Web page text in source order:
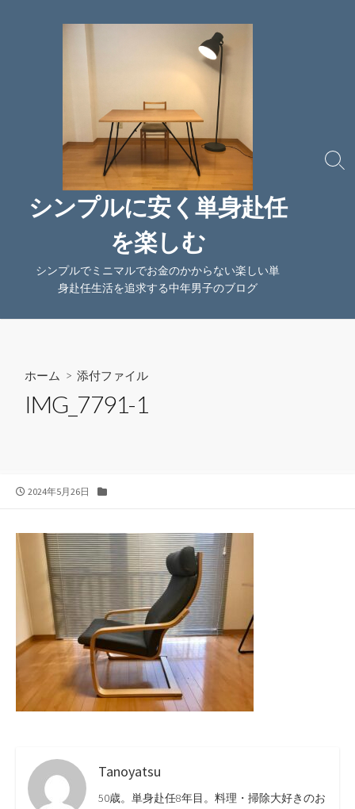
シンプルに安く単身赴任
を楽しむ
シンプルでミニマルでお金のかからない楽しい単
身赴任生活を追求する中年男子のブログ
検
ホーム > 添付ファイル
IMG_7791-1
公
2024年5月26日
リ
ー
Tanoyatsu
50歳。単身赴任8年目。料理・掃除大好きのお